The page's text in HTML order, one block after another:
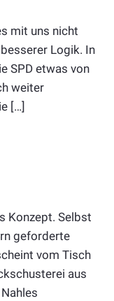
mit uns nicht
Logik. In
SPD etwas von
weiter
[…]
Konzept. Selbst
geforderte
vom Tisch
aus